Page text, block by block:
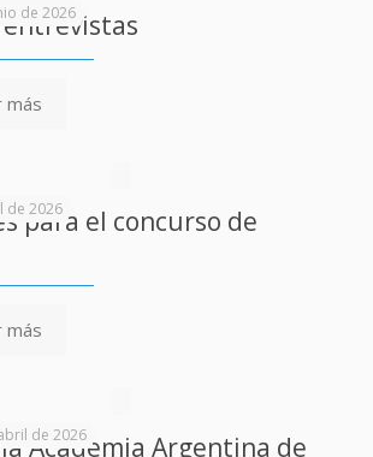
de 2026
más
de 2026
para el concurso de
más
de 2026
Academia Argentina de